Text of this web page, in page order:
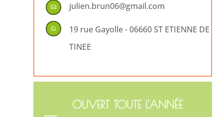
 julien.brun06@gmail.com

19 rue Gayolle - 06660 ST ETIENNE DE
TINEE
OUVERT TOUTE L'ANNÉE